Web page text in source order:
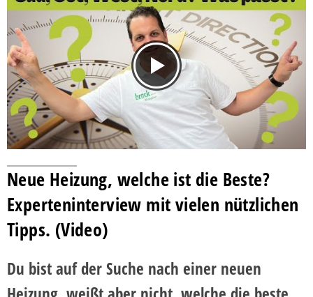
Neue Heizung, welche ist die Beste?
Experteninterview mit vielen nützlichen
Tipps. (Video)
Du bist auf der Suche nach einer neuen